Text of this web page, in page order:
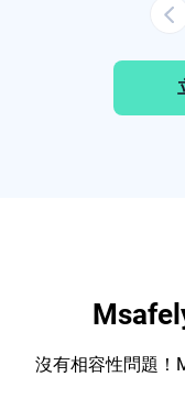
沒有相容性問題！